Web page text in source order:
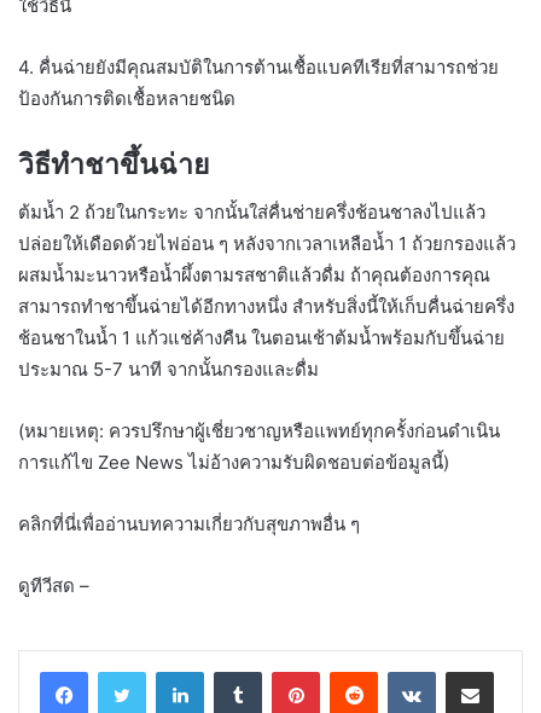
ใช้วิธีนี้
4. คื่นฉ่ายยังมีคุณสมบัติในการต้านเชื้อแบคทีเรียที่สามารถช่วย
ป้องกันการติดเชื้อหลายชนิด
วิธีทำชาขึ้นฉ่าย
ต้มน้ำ 2 ถ้วยในกระทะ จากนั้นใส่คื่นช่ายครึ่งช้อนชาลงไปแล้ว
ปล่อยให้เดือดด้วยไฟอ่อน ๆ หลังจากเวลาเหลือน้ำ 1 ถ้วยกรองแล้ว
ผสมน้ำมะนาวหรือน้ำผึ้งตามรสชาติแล้วดื่ม ถ้าคุณต้องการคุณ
สามารถทำชาขึ้นฉ่ายได้อีกทางหนึ่ง สำหรับสิ่งนี้ให้เก็บคื่นฉ่ายครึ่ง
ช้อนชาในน้ำ 1 แก้วแช่ค้างคืน ในตอนเช้าต้มน้ำพร้อมกับขึ้นฉ่าย
ประมาณ 5-7 นาที จากนั้นกรองและดื่ม
(หมายเหตุ: ควรปรึกษาผู้เชี่ยวชาญหรือแพทย์ทุกครั้งก่อนดำเนิน
การแก้ไข Zee News ไม่อ้างความรับผิดชอบต่อข้อมูลนี้)
คลิกที่นี่เพื่ออ่านบทความเกี่ยวกับสุขภาพอื่น ๆ
ดูทีวีสด –
LinkedInTumblr PinterestReddit VKontakteShare via Email